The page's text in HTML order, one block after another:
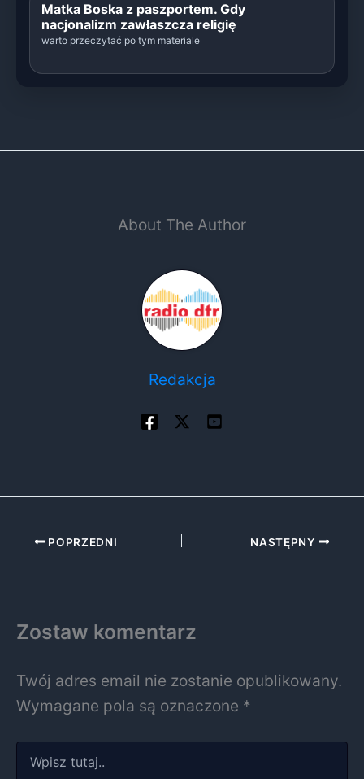
Matka Boska z paszportem. Gdy
nacjonalizm zawłaszcza religię
warto przeczytać po tym materiale
About The Author
Redakcja
POPRZEDNI NASTĘPNY
Zostaw komentarz
Twój adres email nie zostanie opublikowany.
Wymagane pola są oznaczone *
tutaj..